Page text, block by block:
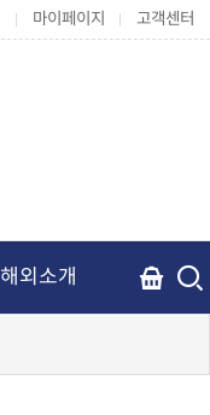
마이페이지 고객센터
해외소개